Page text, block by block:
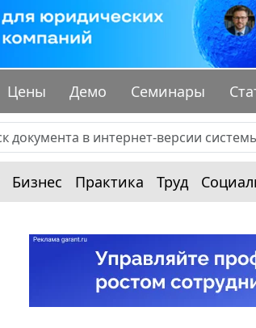
Цены Демо Семинары
Бизнес Практика Труд